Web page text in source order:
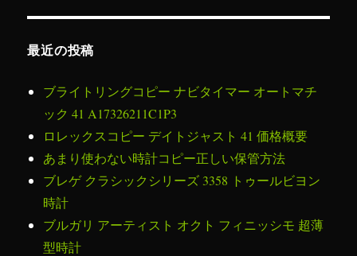
象:
最近の投稿
ブライトリングコピー ナビタイマー オートマチ
ック 41 A17326211C1P3
ロレックスコピー デイトジャスト 41 価格概要
あまり使わない時計コピー正しい保管方法
ブレゲ クラシックシリーズ 3358 トゥールビヨン
時計
ブルガリ アーティスト オクト フィニッシモ 超薄
型時計